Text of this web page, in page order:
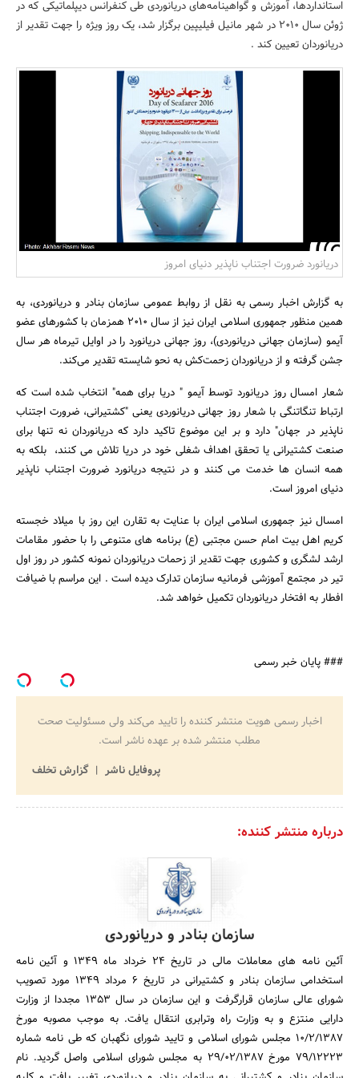
بانک، بیمه و سرمایه
جستجو
استانداردها، آموزش و گواهینامه‌های دریانوردی طی کنفرانس دیپلماتیکی که در
ژوئن سال 2010 در شهر مانیل فیلیپین برگزار شد، یک روز ویژه‌ را جهت تقدیر از
دریانوردان تعیین کند .
دریانورد ضرورت اجتناب ناپذیر دنیای امروز
به گزارش اخبار رسمی به نقل از روابط عمومی سازمان بنادر و دریانوردی، به
همین منظور جمهوری اسلامی ایران نیز از سال 2010 همزمان با کشورهای عضو
آیمو (سازمان جهانی دریانوردی)، روز جهانی دریانورد را در اوایل تیرماه هر سال
جشن گرفته و از دریانوردان زحمت‌کش به نحو شایسته تقدیر می‌کند.
شعار امسال روز دریانورد توسط آیمو " دریا برای همه" انتخاب شده است که
ارتباط تنگاتنگی با شعار روز جهانی دریانوردی یعنی "کشتیرانی، ضرورت اجتناب
ناپذیر در جهان" دارد و بر این موضوع تاکید دارد که دریانوردان نه تنها برای
صنعت کشتیرانی یا تحقق اهداف شغلی خود در دریا تلاش می کنند، بلکه به
همه انسان ها خدمت می کنند و در نتیجه دریانورد ضرورت اجتناب ناپذیر
دنیای امروز است.
امسال نیز جمهوری اسلامی ایران با عنایت به تقارن این روز با میلاد خجسته
کریم اهل بیت امام حسن مجتبی (ع) برنامه های متنوعی را با حضور مقامات
ارشد لشگری و کشوری جهت تقدیر از زحمات دریانوردان نمونه کشور در روز اول
تیر در مجتمع آموزشی فرمانیه سازمان تدارک دیده است . این مراسم با ضیافت
افطار به افتخار دریانوردان تکمیل خواهد شد.
### پایان خبر رسمی
اخبار رسمی هویت منتشر کننده را تایید می‌کند ولی مسئولیت صحت
مطلب منتشر شده بر عهده ناشر است.
پروفایل ناشر
گزارش تخلف
درباره منتشر کننده:
سازمان بنادر و دریانوردی
آئین نامه های معاملات مالی در تاریخ 24 خرداد ماه 1349 و آئین نامه
استخدامی سازمان بنادر و کشتیرانی در تاریخ 6 مرداد 1349 مورد تصویب
شورای عالی سازمان قرارگرفت و این سازمان در سال 1353 مجددا از وزارت
دارایی منتزع و به وزارت راه وترابری انتقال یافت. به موجب مصوبه مورخ
10/2/1387 مجلس شورای اسلامی و تایید شورای نگهبان که طی نامه شماره
79/12223 مورخ 29/02/1387 به مجلس شورای اسلامی واصل گردید. نام